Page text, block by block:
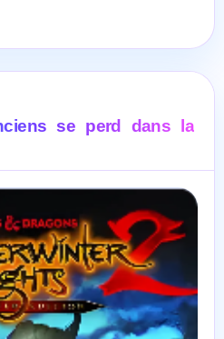
se perd dans la